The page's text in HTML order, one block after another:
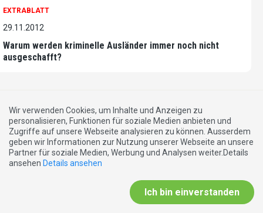
EXTRABLATT
29.11.2012
Warum werden kriminelle Ausländer immer noch nicht
ausgeschafft?
Wir verwenden Cookies, um Inhalte und Anzeigen zu
personalisieren, Funktionen für soziale Medien anbieten und
Zugriffe auf unsere Webseite analysieren zu können. Ausserdem
geben wir Informationen zur Nutzung unserer Webseite an unsere
Partner für soziale Medien, Werbung und Analysen weiter.Details
ansehen Details ansehen
Ich bin einverstanden